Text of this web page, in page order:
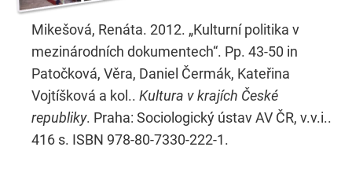
Mikešová, Renáta. 2012. „Kulturní politika v
mezinárodních dokumentech“. Pp. 43-50 in
Patočková, Věra, Daniel Čermák, Kateřina
Vojtíšková a kol.. Kultura v krajích České
republiky. Praha: Sociologický ústav AV ČR, v.v.i..
416 s. ISBN 978-80-7330-222-1.